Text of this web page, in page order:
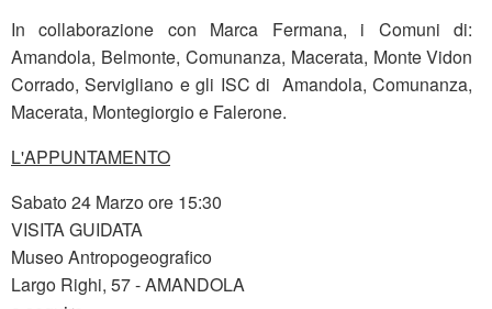
In collaborazione con Marca Fermana, i Comuni di:
Amandola, Belmonte, Comunanza, Macerata, Monte Vidon
Corrado, Servigliano e gli ISC di Amandola, Comunanza,
Macerata, Montegiorgio e Falerone.
L'APPUNTAMENTO
Sabato 24 Marzo ore 15:30
VISITA GUIDATA
Museo Antropogeografico
Largo Righi, 57 - AMANDOLA